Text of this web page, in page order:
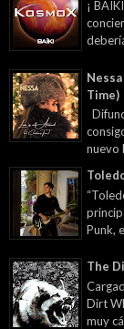
¡
Time)
nuevo
Punk,
The
Dirt
muy